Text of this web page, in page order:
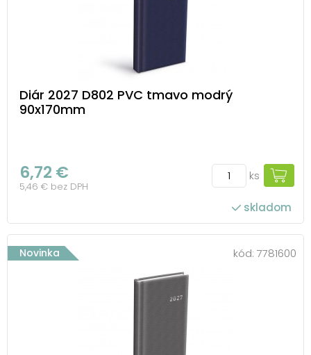
Diár 2027 D802 PVC tmavo modrý
90x170mm
6,72 €
5,46 € bez DPH
ks
skladom
Novinka kód: 7781600